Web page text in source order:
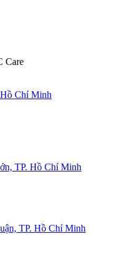
Care
Chí Minh
TP. Hồ Chí Minh
TP. Hồ Chí Minh